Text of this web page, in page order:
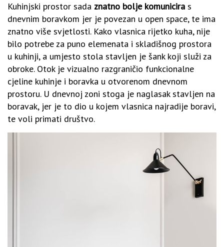
Kuhinjski prostor sada znatno bolje komunicira s
dnevnim boravkom jer je povezan u open space, te ima
znatno više svjetlosti. Kako vlasnica rijetko kuha, nije
bilo potrebe za puno elemenata i skladišnog prostora
u kuhinji, a umjesto stola stavljen je šank koji služi za
obroke. Otok je vizualno razgraničio funkcionalne
cjeline kuhinje i boravka u otvorenom dnevnom
prostoru. U dnevnoj zoni stoga je naglasak stavljen na
boravak, jer je to dio u kojem vlasnica najradije boravi,
te voli primati društvo.